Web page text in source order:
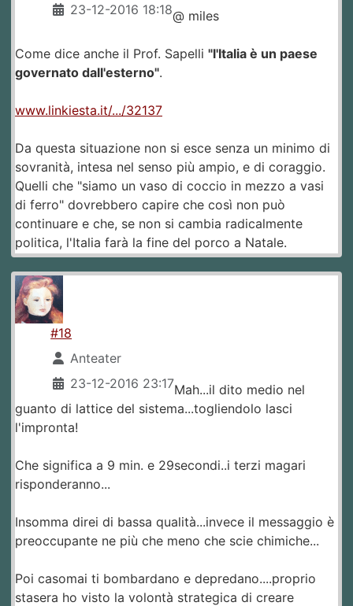
23-12-2016 18:18@ miles
Come dice anche il Prof. Sapelli "l'Italia è un paese
governato dall'esterno".
www.linkiesta.it/.../32137
Da questa situazione non si esce senza un minimo di
sovranità, intesa nel senso più ampio, e di coraggio.
Quelli che "siamo un vaso di coccio in mezzo a vasi
di ferro" dovrebbero capire che così non può
continuare e che, se non si cambia radicalmente
politica, l'Italia farà la fine del porco a Natale.
#18
Anteater
23-12-2016 23:17Mah...il dito medio nel
guanto di lattice del sistema...togliendolo lasci
l'impronta!
Che significa a 9 min. e 29secondi..i terzi magari
risponderanno...
Insomma direi di bassa qualità...invece il messaggio è
preoccupante ne più che meno che scie chimiche...
Poi casomai ti bombardano e depredano....proprio
stasera ho visto la volontà strategica di creare